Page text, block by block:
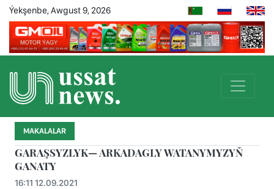
Ýekşenbe, Awgust 9, 2026
MAKALALAR
GARAŞSYZLYK— ARKADAGLY WATANYMYZYŇ
GANATY
16:11 12.09.2021